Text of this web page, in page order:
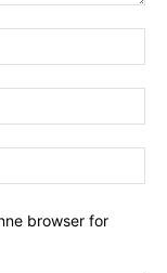
browser for